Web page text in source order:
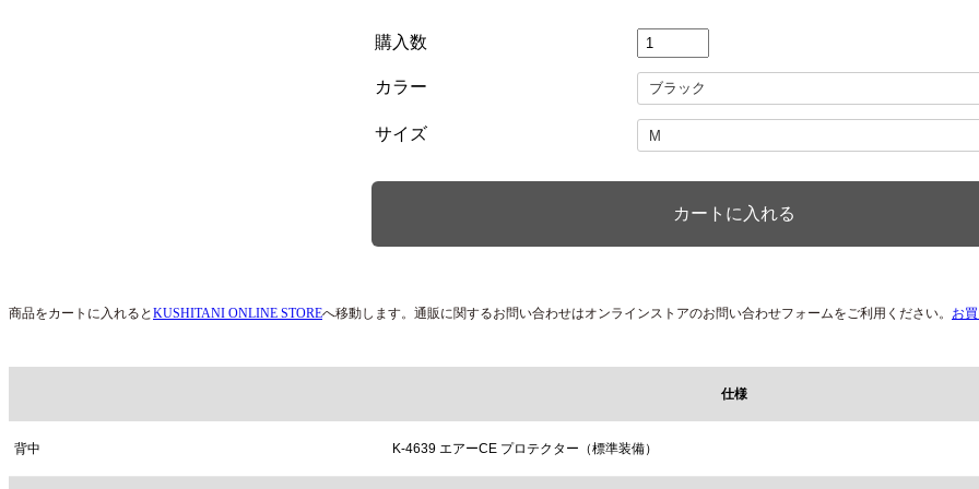
購入数
カラー
サイズ
商品をカートに入れると KUSHITANI ONLINE STOREへ移動します。通販に関するお問い合わせはオンラインストアのお問い合わせフォームをご利用ください。 お
仕様
背中 K-4639 エアーCE プロテクター（標準装備）